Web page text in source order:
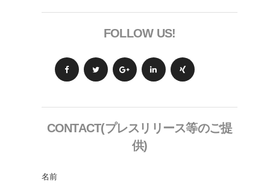
FOLLOW US!
CONTACT(プレスリリース等のご提
供)
名前